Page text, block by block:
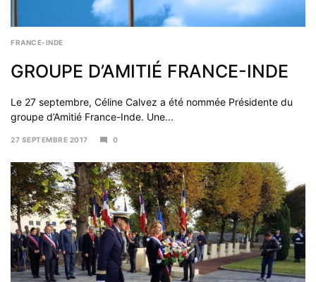
FRANCE-INDE
GROUPE D’AMITIÉ FRANCE-INDE
Le 27 septembre, Céline Calvez a été nommée Présidente du
groupe d’Amitié France-Inde. Une...
27 SEPTEMBRE 2017
2017
0